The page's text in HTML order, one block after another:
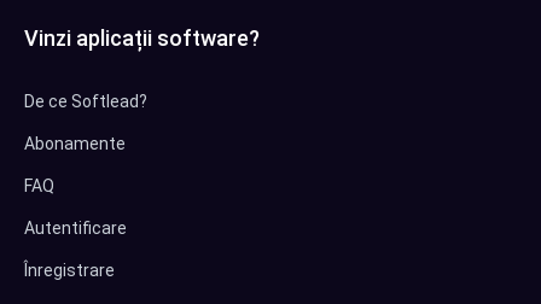
Vinzi aplicații software?
De ce Softlead?
Abonamente
FAQ
Autentificare
Înregistrare